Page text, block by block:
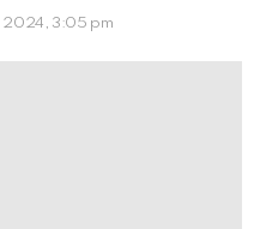
2024, 3:05 pm